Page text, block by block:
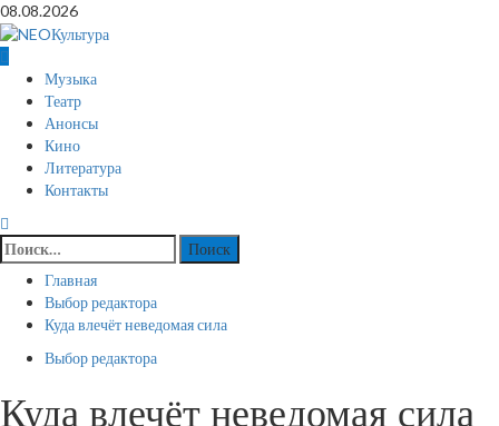
Перейти
к
содержимому
08.08.2026
Основное
меню
Музыка
Театр
Анонсы
Кино
Литература
Контакты
Найти:
Главная
Выбор редактора
Куда влечёт неведомая сила
Выбор редактора
Куда влечёт неведомая сила